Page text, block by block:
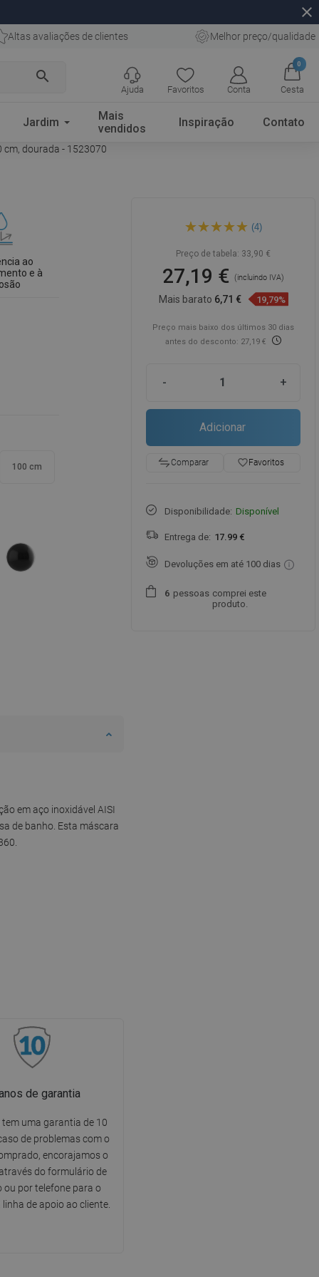
close
Altas avaliações de clientes Melhor preço/qualidade
search
Favoritos Conta
0
Cesta
Ajuda
Jardim
Mais
vendidos
Inspiração Contato
cm, dourada - 1523070
ao
e à
100 cm
em aço inoxidável AISI
de banho. Esta máscara
de garantia
tem uma garantia de 10
de problemas com o
encorajamos o
do formulário de
ou por telefone para o
de apoio ao cliente.
para ralo linear 70 cm,
(4)
Preço de tabela: 33,90 €
27,19 €(incluindo IVA)
Mais barato 6,71 € 19,79%
Preço mais baixo dos últimos 30 dias
antes do desconto: 27,19 €
- +
Adicionar
Comparar favorite_borderFavoritos
Disponibilidade: Disponível
Entrega de: 17.99 €
Devoluções em até 100 dias
6 pessoas comprei este
produto.